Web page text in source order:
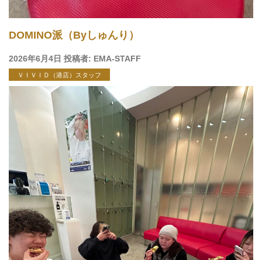
DOMINO派（Byしゅんり）
投
稿
日:
2026年6月4日 投稿者: EMA-STAFF
ＶＩＶＩＤ（港店）スタッフ